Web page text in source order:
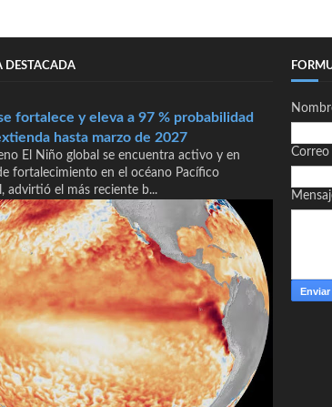
DESTACADA
fortalece y eleva a 97 % probabilidad
hasta marzo de 2027
El Niño global se encuentra activo y en
fortalecimiento en el océano Pacífico
advirtió el más reciente b...